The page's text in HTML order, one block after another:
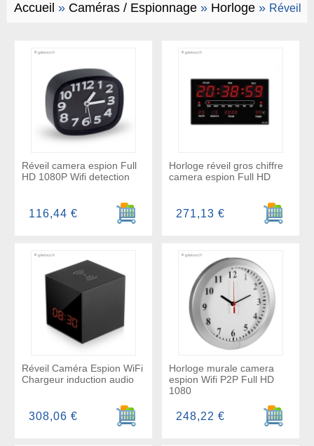
Accueil » Caméras / Espionnage» Horloge» Réveil
Réveil camera espion Full
HD 1080P Wifi detection
Ajouter au panier
116,44 €
Horloge réveil gros chiffre
camera espion Full HD
Ajouter
271,13 €
Réveil Caméra Espion WiFi
Chargeur induction audio
Ajouter au panier
308,06 €
Horloge murale camera
espion Wifi P2P Full HD
1080
Ajouter
248,22 €